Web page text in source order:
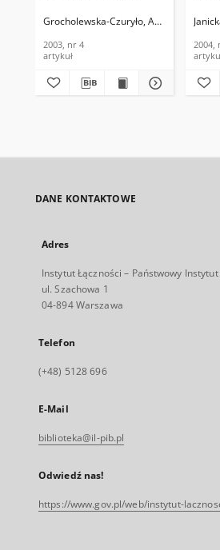
bent functions, Journal of
Information Technology,
2003, nr 4
Grocholewska-Czuryło, Anna
2003, nr 4
artykuł
2004,
DANE KONTAKTOWE
Adres
Instytut Łączności – Państwowy
ul. Szachowa 1
04-894 Warszawa
Telefon
(+48) 5128 696
E-Mail
biblioteka@il-pib.pl
Odwiedź nas!
https://www.gov.pl/web/instytut-